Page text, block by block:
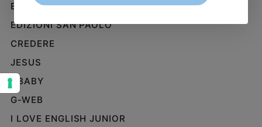
settimana
Migranti
e
inclusione
Costume
Cultura
spettacoli
EDICOLA SAN PAOLO
EDIZIONI SAN PAOLO
CREDERE
JESUS
GBABY
G-WEB
I LOVE ENGLISH JUNIOR